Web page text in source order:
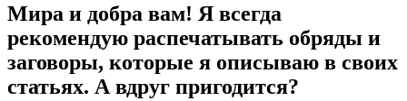
Мира и добра вам! Я всегда
рекомендую распечатывать обряды и
заговоры, которые я описываю в своих
статьях. А вдруг пригодится?